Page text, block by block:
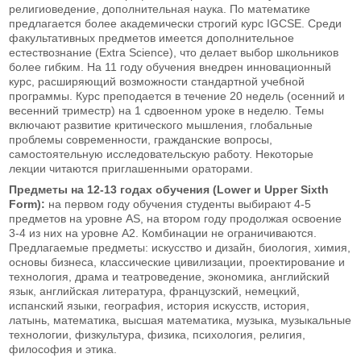
религиоведение, дополнительная наука. По математике
предлагается более академически строгий курс IGCSE. Среди
факультативных предметов имеется дополнительное
естествознание (Extra Science), что делает выбор школьников
более гибким. На 11 году обучения внедрен инновационный
курс, расширяющий возможности стандартной учебной
программы. Курс преподается в течение 20 недель (осенний и
весенний триместр) на 1 сдвоенном уроке в неделю. Темы
включают развитие критического мышления, глобальные
проблемы современности, гражданские вопросы,
самостоятельную исследовательскую работу. Некоторые
лекции читаются приглашенными ораторами.
Предметы на 12-13 годах обучения (Lower и Upper Sixth
Form): на первом году обучения студенты выбирают 4-5
предметов на уровне AS, на втором году продолжая освоение
3-4 из них на уровне A2. Комбинации не ограничиваются.
Предлагаемые предметы: искусство и дизайн, биология, химия,
основы бизнеса, классические цивилизации, проектирование и
технология, драма и театроведение, экономика, английский
язык, английская литература, французский, немецкий,
испанский языки, география, история искусств, история,
латынь, математика, высшая математика, музыка, музыкальные
технологии, физкультура, физика, психология, религия,
философия и этика.